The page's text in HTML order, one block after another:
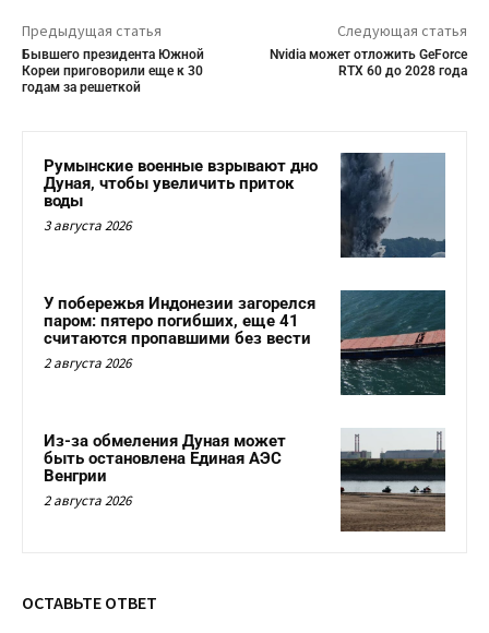
Предыдущая статья
Бывшего президента Южной
Кореи приговорили еще к 30
годам за решеткой
Следующая статья
Nvidia может отложить GeForce
RTX 60 до 2028 года
Румынские военные взрывают дно
Дуная, чтобы увеличить приток
воды
3 августа 2026
У побережья Индонезии загорелся
паром: пятеро погибших, еще 41
считаются пропавшими без вести
2 августа 2026
Из-за обмеления Дуная может
быть остановлена Единая АЭС
Венгрии
2 августа 2026
ОСТАВЬТЕ ОТВЕТ